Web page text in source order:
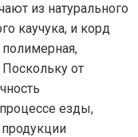
из натурального
каучука, и корд
Поскольку от
езды,